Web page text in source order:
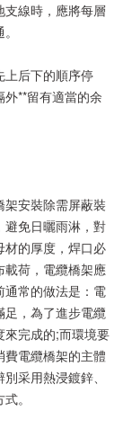
線時，應將每層
后下的順序停
**留有適當的余
安裝除需屏蔽裝
避免日曬雨淋，對
材的厚度，焊口必
載荷，電纜橋架應
通常的做法是：電
足，為了進步電纜
來完成的;而環境要
電纜橋架的主體
采用熱浸鍍鋅、
。